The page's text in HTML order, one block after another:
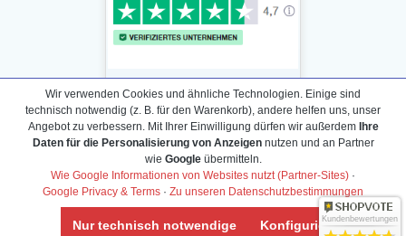
Daten­schutz­erklärung
Widerrufs­recht /Widerrufs­formular
AGB & Info
Impressum
Wir verwenden Cookies und ähnliche Technologien. Einige sind
technisch notwendig (z. B. für den Warenkorb), andere helfen uns, unser
Angebot zu verbessern. Mit Ihrer Einwilligung dürfen wir außerdem Ihre
Daten für die Personalisierung von Anzeigennutzen und an Partner
wie Googleübermitteln.
Wie Google Informationen von Websites nutzt (Partner-Sites) ·
Google Privacy & Terms · Zu unseren Datenschutzbestimmungen
Nur technisch notwendige KonfigurierenKundenbewertungen